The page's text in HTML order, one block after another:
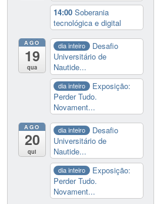
14:00Soberania
tecnológica e digital
AGO
19
qua
dia inteiro
Desafio
Universitário de
Nautide...
dia inteiro
Exposição:
Perder Tudo.
Novament...
AGO
20
qui
dia inteiro
Desafio
Universitário de
Nautide...
dia inteiro
Exposição:
Perder Tudo.
Novament...